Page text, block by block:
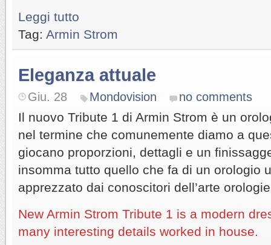
Leggi tutto
Tag: Armin Strom
Eleganza attuale
Giu. 28 Mondovision no comments
Il nuovo Tribute 1 di Armin Strom è un
nel termine che comunemente diamo a
giocano proporzioni, dettagli e un
insomma tutto quello che fa di un orologio
apprezzato dai conoscitori dell’arte
New Armin Strom Tribute 1 is a modern
many interesting details worked in house.